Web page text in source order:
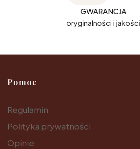
GWARANCJA
oryginalności i jakości
Linki w stopce
Pomoc
Regulamin
Polityka prywatności
Opinie